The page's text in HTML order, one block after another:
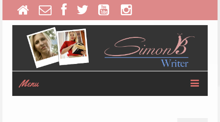
Menu